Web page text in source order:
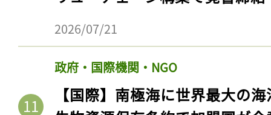
2026/07/21
政府・国際機関・NGO
【国際】南極海に世界最大の